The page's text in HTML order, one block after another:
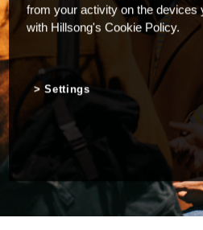
from your activity on the devices
with Hillsong's Cookie Policy.
Settings